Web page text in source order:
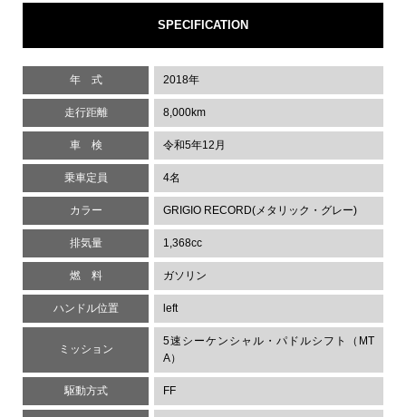
SPECIFICATION
年 式 2018年
走行距離 8,000km
車 検 令和5年12月
乗車定員 4名
カラー GRIGIO RECORD(メタリック・グレー)
排気量 1,368cc
燃 料 ガソリン
ハンドル位置 left
ミッション
5速シーケンシャル・パドルシフト（MT
A）
駆動方式 FF